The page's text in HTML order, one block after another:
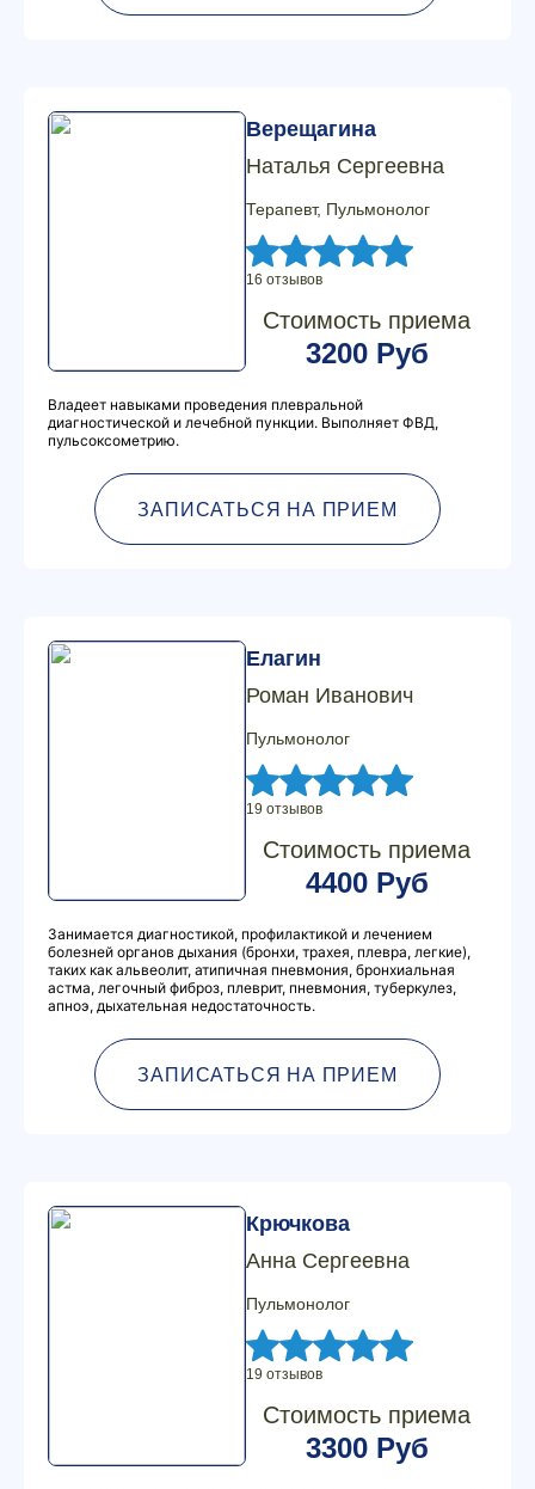
Верещагина
Наталья Сергеевна
Терапевт, Пульмонолог
16 отзывов
Стоимость приема
3200 Руб
Владеет навыками проведения плевральной
диагностической и лечебной пункции. Выполняет ФВД,
пульсоксометрию.
ЗАПИСАТЬСЯ НА ПРИЕМ
Елагин
Роман Иванович
Пульмонолог
19 отзывов
Стоимость приема
4400 Руб
Занимается диагностикой, профилактикой и лечением
болезней органов дыхания (бронхи, трахея, плевра, легкие),
таких как альвеолит, атипичная пневмония, бронхиальная
астма, легочный фиброз, плеврит, пневмония, туберкулез,
апноэ, дыхательная недостаточность.
ЗАПИСАТЬСЯ НА ПРИЕМ
Крючкова
Анна Сергеевна
Пульмонолог
19 отзывов
Стоимость приема
3300 Руб